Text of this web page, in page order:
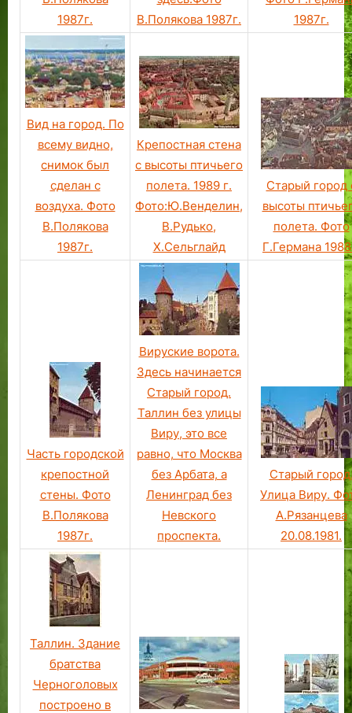
1987г.
В.Полякова 1987г.
1987г.
Вид на город. По
всему видно,
снимок был
сделан с
воздуха. Фото
В.Полякова
1987г.
Крепостная стена
с высоты птичьего
полета. 1989 г.
Фото:Ю.Венделин,
В.Рудько,
Х.Сельглайд
Старый город
высоты
полета. Фото
Г.Германа
Часть городской
крепостной
стены. Фото
В.Полякова
1987г.
Вируские ворота.
Здесь начинается
Старый город.
Таллин без улицы
Виру, это все
равно, что Москва
без Арбата, а
Ленинград без
Невского
проспекта.
Старый
Улица Виру.
А.Рязанцева
20.08.1981.
Таллин. Здание
братства
Черноголовых
построено в